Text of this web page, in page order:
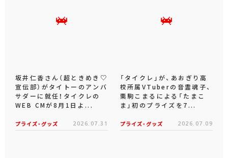
坂井仁香さん（超ときめき♡
宣伝部）がタイトーのアンバ
サダーに就任！タイクレの
WEB CMが8月1日よ...
プライズ・グッズ 2026.07.31
「タイクレ」が、あおぎり高
校所属VTuberの音霊魂子、
栗駒こまるによる「たまこ
ま」初のプライズを7...
プライズ・グッズ 2026.07.09